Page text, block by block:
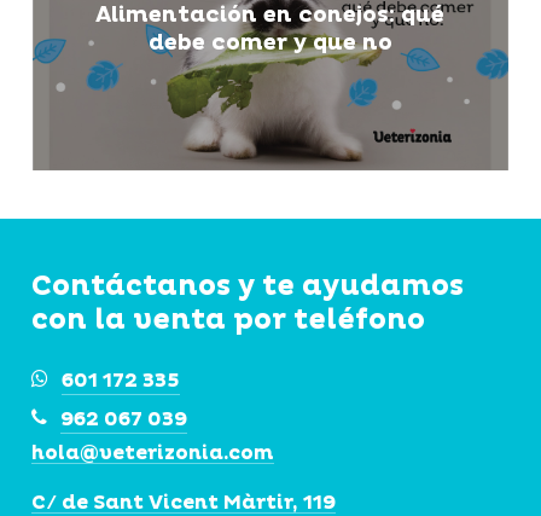
Alimentación en conejos: qué
debe comer y que no
Contáctanos y te ayudamos
con la venta por teléfono
601 172 335
962 067 039
hola@veterizonia.com
C/ de Sant Vicent Màrtir, 119